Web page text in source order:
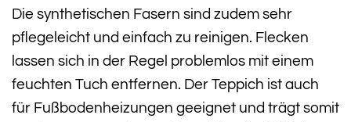
Die synthetischen Fasern sind zudem sehr
pflegeleicht und einfach zu reinigen. Flecken
lassen sich in der Regel problemlos mit einem
feuchten Tuch entfernen. Der Teppich ist auch
für Fußbodenheizungen geeignet und trägt somit